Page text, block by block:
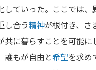
していった。ここでは、
し合う精神が根付き、さ
共に暮らすことを可能に
誰もが自由と希望を求め